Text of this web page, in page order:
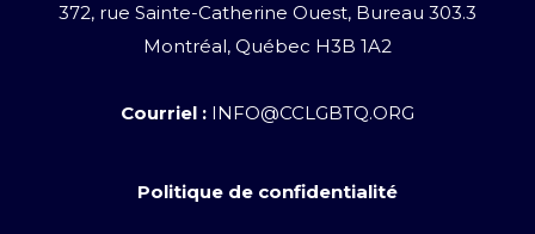
372, rue Sainte-Catherine Ouest, Bureau 303.3
Montréal, Québec H3B 1A2
Courriel : INFO@CCLGBTQ.ORG
Politique de confidentialité